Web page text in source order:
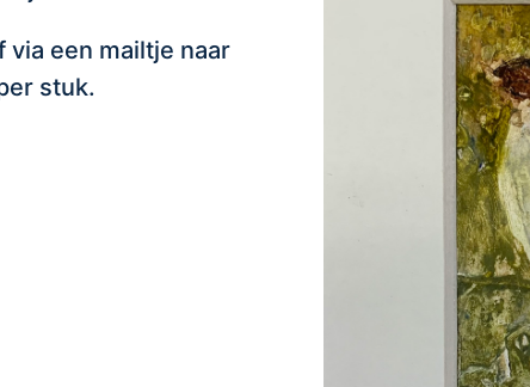
via een mailtje naar
stuk.